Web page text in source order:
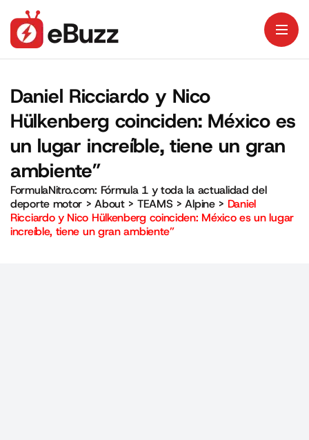
Daniel Ricciardo y Nico
Hülkenberg coinciden: México es
un lugar increíble, tiene un gran
ambiente”
FormulaNitro.com: Fórmula 1 y toda la actualidad del
deporte motor >About> TEAMS >Alpine> Daniel
Ricciardo y Nico Hülkenberg coinciden: México es un lugar
increíble, tiene un gran ambiente”